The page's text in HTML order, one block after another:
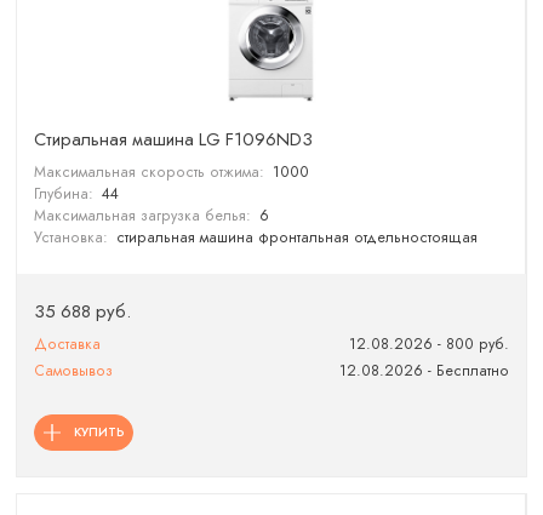
Cтиральная машина LG F1096ND3
Максимальная скорость отжима: 1000
Глубина: 44
Максимальная загрузка белья: 6
Установка: стиральная машина фронтальная отдельностоящая
35 688 руб.
Доставка
12.08.2026 - 800 руб.
Самовывоз
12.08.2026 - Бесплатно
КУПИТЬ